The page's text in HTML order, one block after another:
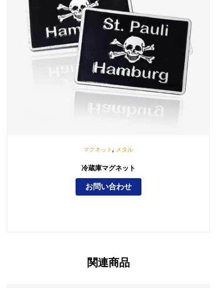
マグネット , メタル
冷蔵庫マグネット
お問い合わせ
関連商品